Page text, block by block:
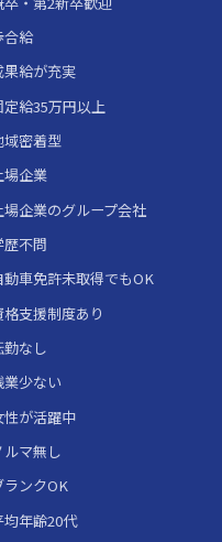
合給
果給が充実
定給35万円以上
域密着型
場企業
場企業のグループ会社
歴不問
動車免許未取得でもOK
格支援制度あり
勤なし
業少ない
性が活躍中
ルマ無し
ランクOK
均年齢20代